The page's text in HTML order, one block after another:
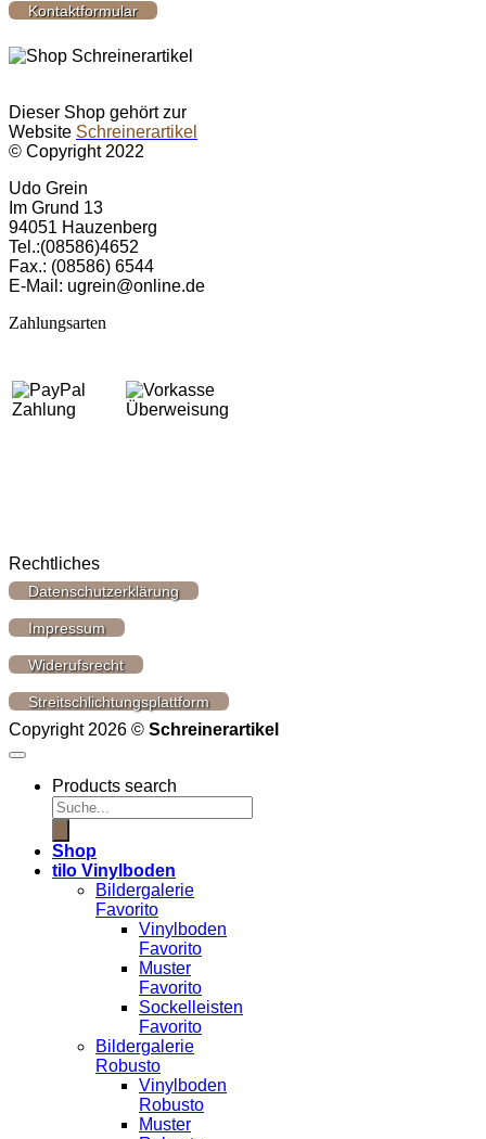
Kontaktformular
Dieser Shop gehört zur
Website Schreinerartikel
© Copyright 2022
Udo Grein
Im Grund 13
94051 Hau­zen­berg
Tel.:(08586)4652
Fax.: (08586) 6544
E-Mail: ugrein@online.de
Zahlungsarten
Rechtliches
Datenschutzerklärung
Impressum
Widerufsrecht
Streitschlichtungsplattform
Copyright 2026 © Schreinerartikel
Products search
Shop
tilo Vinylboden
Bildergalerie
Favorito
Vinylboden
Favorito
Muster
Favorito
Sockelleisten
Favorito
Bildergalerie
Robusto
Vinylboden
Robusto
Muster